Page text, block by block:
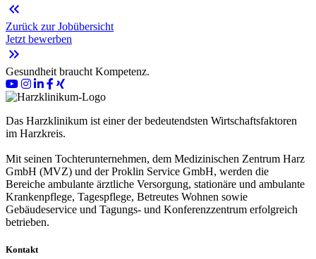
keyboard_double_arrow_left
Zurück zur Jobübersicht
Jetzt bewerben
keyboard_double_arrow_right
Gesundheit braucht Kompetenz.
Das Harzklinikum ist einer der bedeutendsten Wirtschaftsfaktoren
im Harzkreis.
Mit seinen Tochterunternehmen, dem Medizinischen Zentrum Harz
GmbH (MVZ) und der Proklin Service GmbH, werden die
Bereiche ambulante ärztliche Versorgung, stationäre und ambulante
Krankenpflege, Tagespflege, Betreutes Wohnen sowie
Gebäudeservice und Tagungs- und Konferenzzentrum erfolgreich
betrieben.
Kontakt